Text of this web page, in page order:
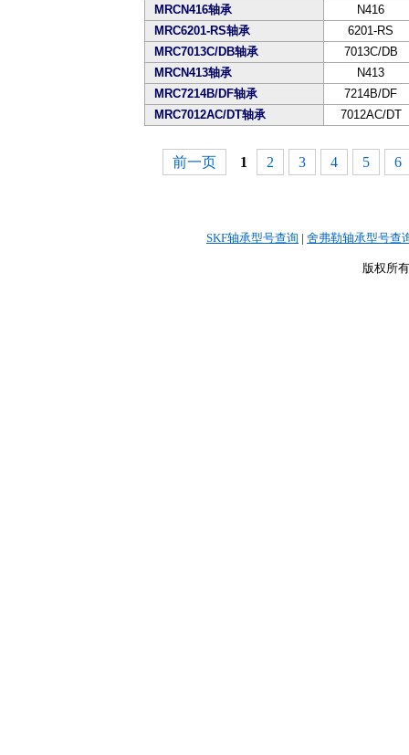
MRCN416轴承
N416
MRC6201-RS轴承
6201-RS
MRC7013C/DB轴承
7013C/DB
MRCN413轴承
N413
MRC7214B/DF轴承
7214B/DF
MRC7012AC/DT轴承
7012AC/DT
前一页 1 2 3 4 5 6
SKF轴承型号查询 | 舍弗勒轴承型号查
版权所